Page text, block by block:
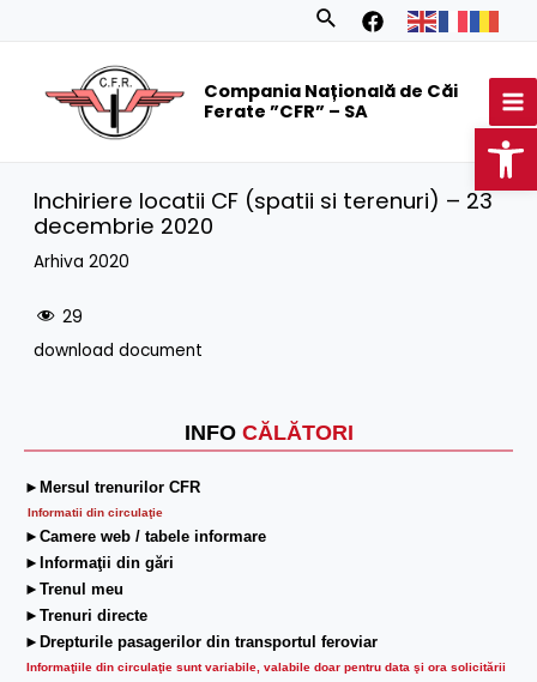
Search
Compania Națională de Căi
Ferate ”CFR” – SA
INFO CĂLĂTORI
►Mersul trenurilor CFR
Informatii din circulaţie
►Camere web / tabele informare
►Informaţii din gări
►Trenul meu
►Trenuri directe
►Drepturile pasagerilor din transportul feroviar
Informaţiile din circulaţie sunt variabile, valabile doar pentru data şi ora solicitării
Inchiriere locatii CF (spatii si terenuri) – 23
decembrie 2020
Arhiva 2020
29
download document